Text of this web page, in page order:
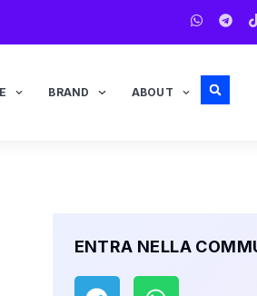
BRAND ABOUT
ENTRA NELLA